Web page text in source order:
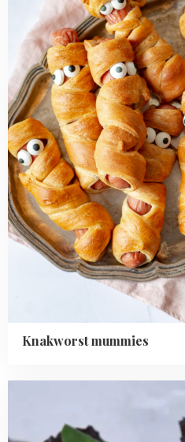
Knakworst mummies